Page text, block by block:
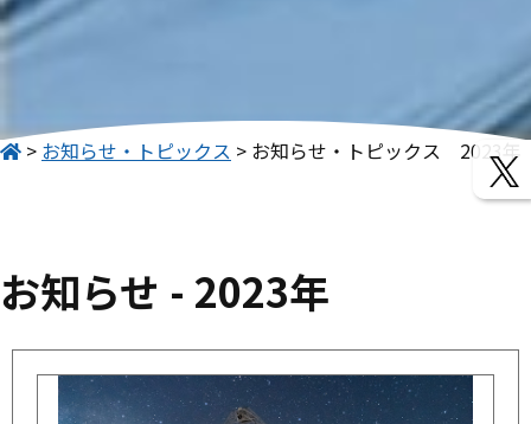
お知らせ・トピックス お知らせ・トピックス　2023年
お知らせ - 2023年